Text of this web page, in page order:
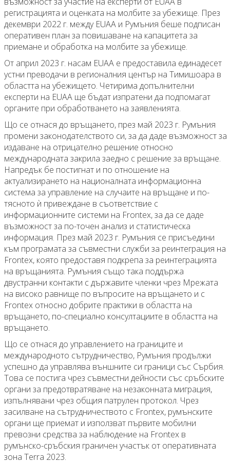
регистрацията и оценката на молбите за убежище. През
декември 2022 г. между EUAA и Румъния беше подписан
оперативен план за повишаване на капацитета за
приемане и обработка на молбите за убежище.
От април 2023 г. насам EUAA е предоставила единадесет
устни преводачи в регионалния център на Тимишоара в
областта на убежището. Четирима допълнителни
експерти на EUAA ще бъдат изпратени да подпомагат
органите при обработването на заявленията.
Що се отнася до връщането, през май 2023 г. Румъния
промени законодателството си, за да даде възможност за
издаване на отрицателно решение относно
международната закрила заедно с решение за връщане.
Напредък бе постигнат и по отношение на
актуализирането на националната информационна
система за управление на случаите на връщане и по-
тясното ѝ привеждане в съответствие с
информационните системи на Frontex, за да се даде
възможност за по-точен анализ и статистическа
информация. През май 2023 г. Румъния се присъедини
към програмата за съвместни служби за реинтеграция на
Frontex, която предоставя подкрепа за реинтеграцията
на връщанията. Румъния също така поддържа
двустранни контакти с държавите членки чрез Мрежата
на високо равнище по въпросите на връщането и с
Frontex относно добрите практики в областта на
връщането, по-специално консултациите в областта на
връщането.
Що се отнася до управлението на границите и
международното сътрудничество, Румъния продължи
успешно да управлява външните си граници със Сърбия.
Това се постига чрез съвместни дейности със сръбските
органи за предотвратяване на незаконната миграция,
изпълнявани чрез общия патрулен протокол. Чрез
засилване на сътрудничеството с Frontex, румънските
органи ще приемат и използват първите мобилни
превозни средства за наблюдение на Frontex в
румънско-сръбския граничен участък от оперативната
зона Terra 2023.